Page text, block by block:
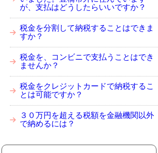
が、支払はどうしたらいいですか？
税金を分割して納税することはできま
すか？
税金を、コンビニで支払うことはでき
ませんか？
税金をクレジットカードで納税するこ
とは可能ですか？
３０万円を超える税額を金融機関以外
で納めるには？